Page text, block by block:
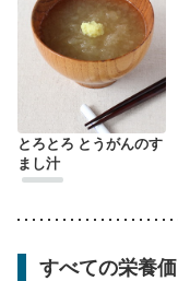
とろとろ とうがんのす
まし汁
すべての栄養価